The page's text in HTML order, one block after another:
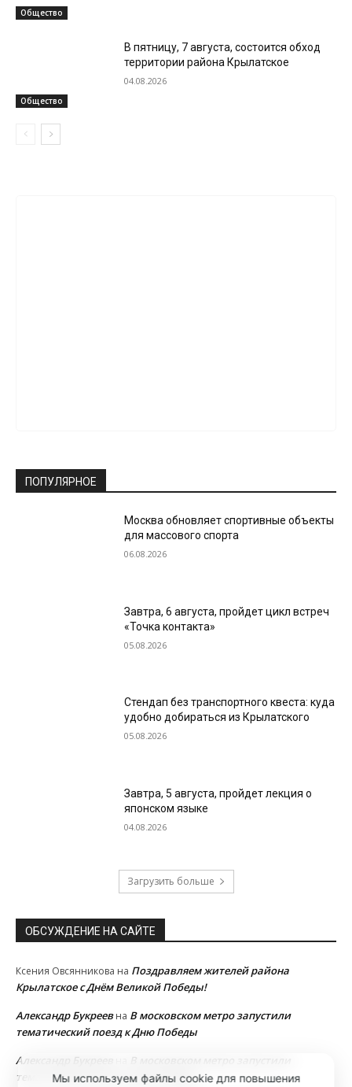
Общество
Общество
В пятницу, 7 августа, состоится обход
территории района Крылатское
04.08.2026
ПОПУЛЯРНОЕ
Москва обновляет спортивные объекты
для массового спорта
06.08.2026
Завтра, 6 августа, пройдет цикл встреч
«Точка контакта»
05.08.2026
Стендап без транспортного квеста: куда
удобно добираться из Крылатского
05.08.2026
Завтра, 5 августа, пройдет лекция о
японском языке
04.08.2026
Загрузить больше
ОБСУЖДЕНИЕ НА САЙТЕ
Ксения Овсянникова на Поздравляем жителей района
Крылатское с Днём Великой Победы!
Александр Букреевна В московском метро запустили
тематический поезд к Дню Победы
Александр Букреев
В московском метро запустили
тематический поезд к Дню Победы
Мы используем файлы cookie для повышения